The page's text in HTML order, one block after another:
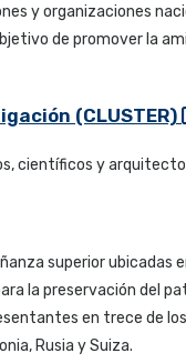
y organizaciones
de promover la
(CLUSTER)
científicos y
superior ubicadas
la preservación del
en trece de
Rusia y Suiza.